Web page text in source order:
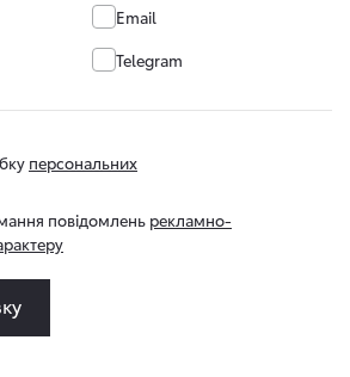
Email
Telegram
персональних
повідомлень рекламно-